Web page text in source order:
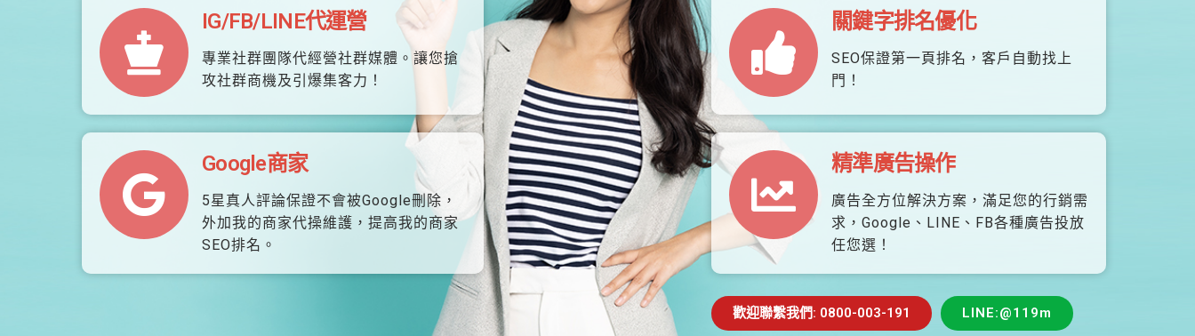
IG/FB/LINE代運營
專業社群團隊代經營社群媒體。讓您搶
攻社群商機及引爆集客力！
Google商家
5星真人評論保證不會被Google刪除，
外加我的商家代操維護，提高我的商家
SEO排名。
關鍵字排名優化
SEO保證第一頁排名，客戶自動找上
門！
精準廣告操作
廣告全方位解決方案，滿足您的行銷需
求，Google、LINE、FB各種廣告投放
任您選！
歡迎聯繫我們: 0800-003-191 LINE:@119m